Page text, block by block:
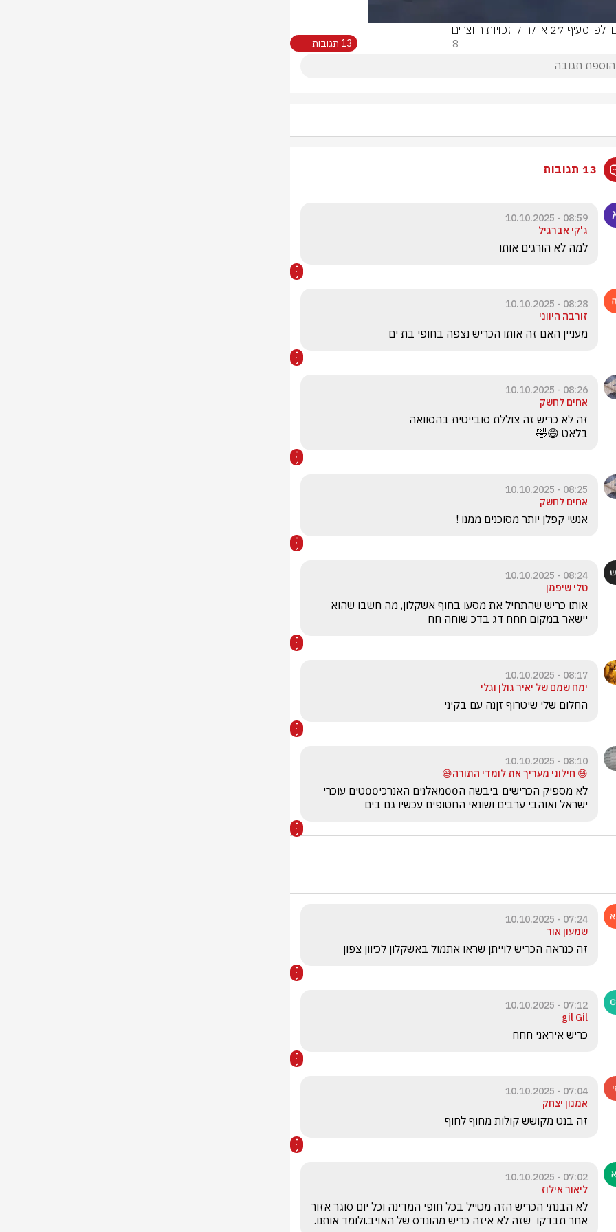
27 א' לחוק זכויות היוצרים
8 13 תגובות
13 תגובות
08:59 - 10.10.2025
ג'קי אברגיל
למה לא הורגים אותו
08:28 - 10.10.2025
זורבה היווני
מעניין האם זה אותו הכריש נצפה בחופי בת ים
08:26 - 10.10.2025
אחים לחשק
בלאט 😄🤣
08:25 - 10.10.2025
אחים לחשק
אנשי קפלן יותר מסוכנים ממנו !
08:24 - 10.10.2025
טלי שיפמן
יישאר במקום חחח דג בדכ שוחה חח
08:17 - 10.10.2025
ימח שמם של יאיר גולן וגלי
החלום שלי שיטרוף זןנה עם בקיני
08:10 - 10.10.2025
😄 חילוני מעריך את לומדי התורה😄
ישראל ואוהבי ערבים ושונאי החטופים עכשיו גם בים
07:24 - 10.10.2025
שמעון אור
זה כנראה הכריש לוייתן שראו אתמול באשקלון לכיוון צפון
07:12 - 10.10.2025
gil Gil
כריש איראני חחח
07:04 - 10.10.2025
אמנון יצחק
זה בנט מקושש קולות מחוף לחוף
07:02 - 10.10.2025
ליאור אילוז
אחר תבדקו  שזה לא איזה כריש מהונדס של האויב.ולומד אותנו.